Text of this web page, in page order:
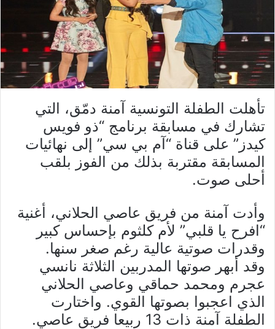
تأهلت الطفلة التونسية آمنة دمّق، التي
تشارك في مسابقة برنامج “ذو فويس
كيدز” على قناة “آم بي سي” إلى نهائيات
المسابقة مقتربة بذلك من الفوز بلقب
أحلى صوت.
وأدت آمنة من فريق عاصي الحلاني، أغنية
“افرح يا قلبي” لأم كلثوم بإحساس كبير
وقدرات صوتية عالية رغم صغر سنها.
وقد أبهر صوتها المدربين الثلاثة نانسي
عجرم ومحمد حماقي وعاصي الحلاني
الذي اعجبوا بصوتها القوي. واختارت
الطفلة آمنة ذات 13 ربيعا فريق عاصي.